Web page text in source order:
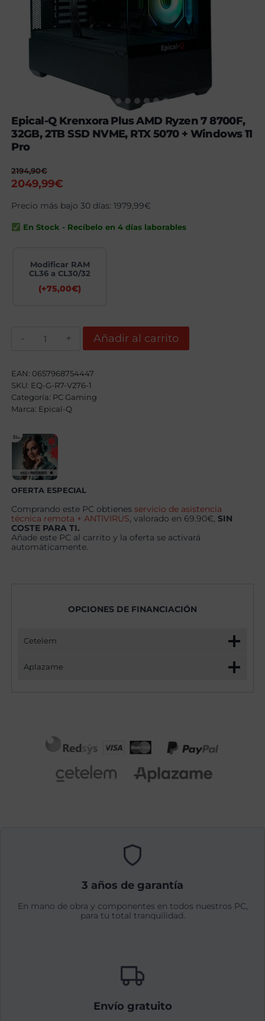
Epical-Q Krenxora Plus AMD Ryzen 7 8700F,
32GB, 2TB SSD NVME, RTX 5070 + Windows 11
Pro
2194,90€
El
original
era:
2194,90€.
2049,99€
actual
es:
Precio más bajo 30 días:1979,99€
En Stock - Recíbelo en 4 días laborables
Modificar RAM
CL36 a CL30/32
(+75,00€)
AMD
Ryzen
7
8700F,
32GB,
2TB
NVME,
RTX
5070
+
Windows
11
Pro
Añadir al carrito
EAN: 0657968754447
SKU: EQ-G-R7-V276-1
Categoría: PC Gaming
Marca: Epical-Q
OFERTA ESPECIAL
Comprando este PC obtienes servicio de asistencia
técnica remota + ANTIVIRUS , valorado en 69.90€,SIN
COSTE PARA TI.
Añade este PC al carrito y la oferta se activará
automáticamente.
OPCIONES DE FINANCIACIÓN
Cetelem
Aplazame
3 años de garantía
En mano de obra y componentes en todos nuestros PC,
para tu total tranquilidad.
Envío gratuito